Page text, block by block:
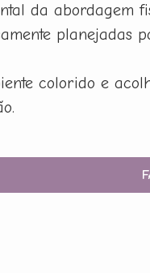
da abordagem
planejadas
colorido e